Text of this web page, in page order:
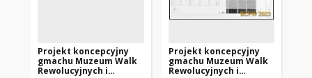
Projekt koncepcyjny
gmachu Muzeum Walk
Rewolucyjnych i
Projekt koncepcyjny
gmachu Muzeum Walk
Rewolucyjnych i